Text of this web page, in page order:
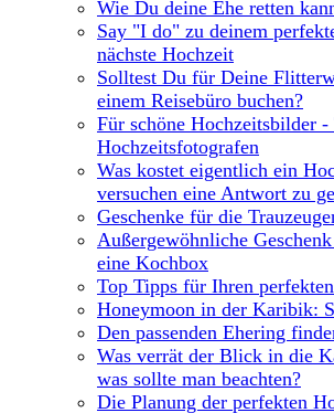
Wie Du deine Ehe retten
Say "I do" zu deinem
nächste Hochzeit
Solltest Du für Deine
einem Reisebüro buchen?
Für schöne Hochzeitsbilder
Hochzeitsfotografen
Was kostet eigentlich ein
versuchen eine Antwort zu
Geschenke für die
Außergewöhnliche
eine Kochbox
Top Tipps für Ihren
Honeymoon in der Karibik:
Den passenden Ehering
Was verrät der Blick in die
was sollte man beachten?
Die Planung der perfekten